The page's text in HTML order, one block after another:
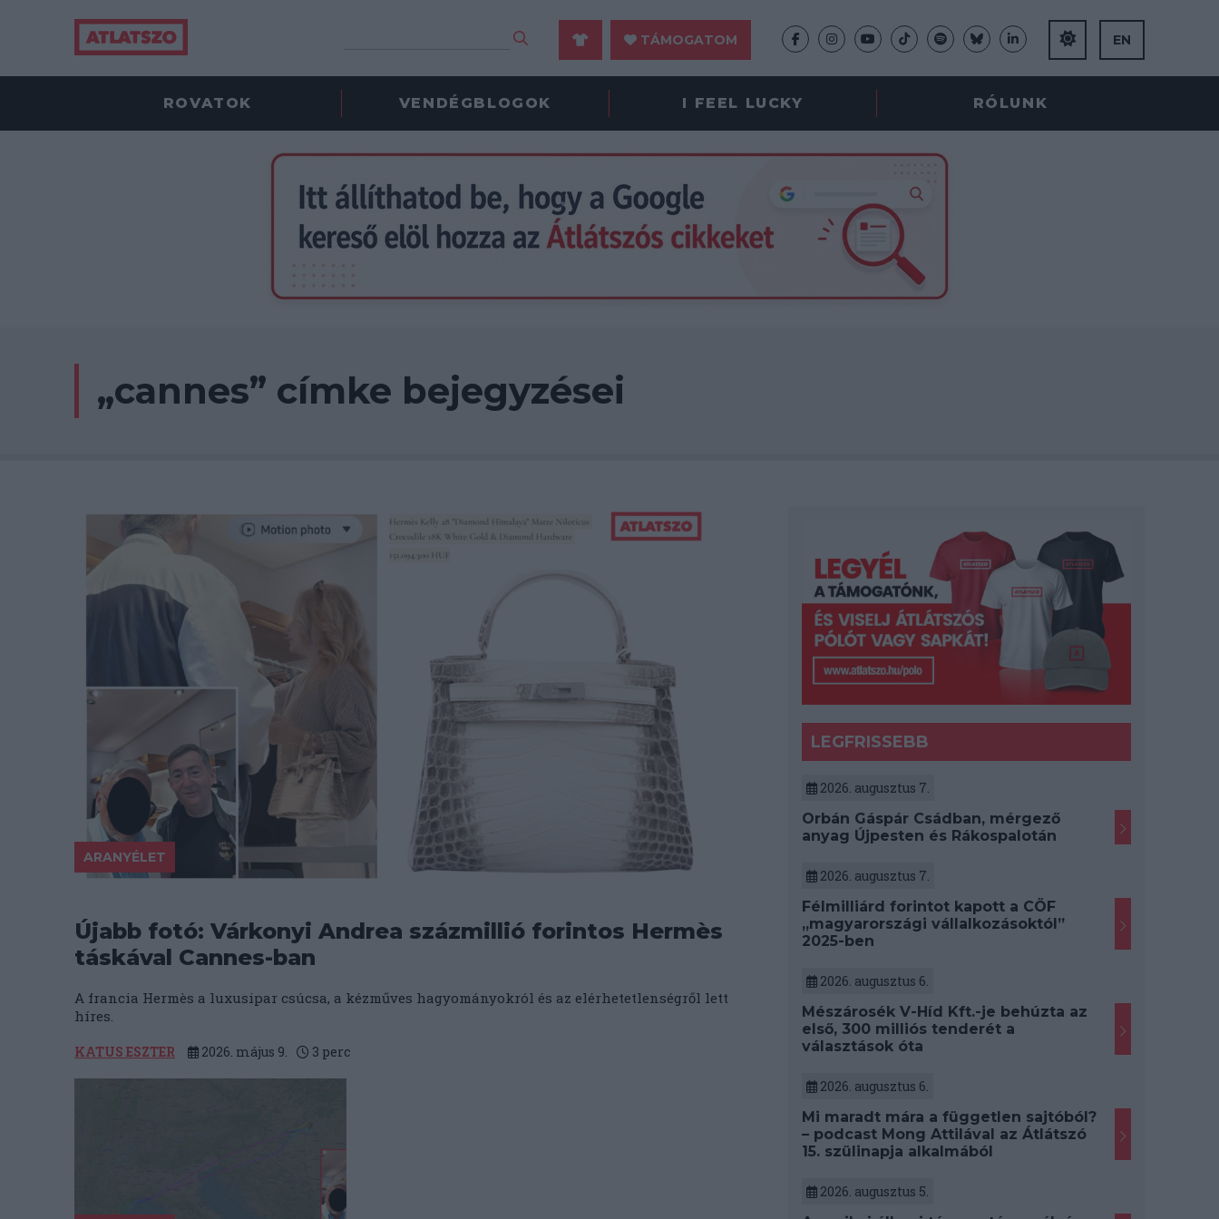
TÁMOGATOM EN
ROVATOK VENDÉGBLOGOK I FEEL LUCKY RÓLUNK
„cannes” címke bejegyzései
ARANYÉLET
Újabb fotó: Várkonyi Andrea százmillió forintos Hermès
táskával Cannes-ban
A francia Hermès a luxusipar csúcsa, a kézműves hagyományokról és az elérhetetlenségről lett
híres.
KATUS ESZTER 2026. május 9. 3 perc
LEGFRISSEBB
2026. augusztus 7.
Orbán Gáspár Csádban, mérgező
anyag Újpesten és Rákospalotán
2026. augusztus 7.
Félmilliárd forintot kapott a CÖF
„magyarországi vállalkozásoktól”
2025-ben
2026. augusztus 6.
Mészárosék V-Híd Kft.-je behúzta az
első, 300 milliós tenderét a
választások óta
2026. augusztus 6.
Mi maradt mára a független sajtóból?
– podcast Mong Attilával az Átlátszó
15. szülinapja alkalmából
2026. augusztus 5.